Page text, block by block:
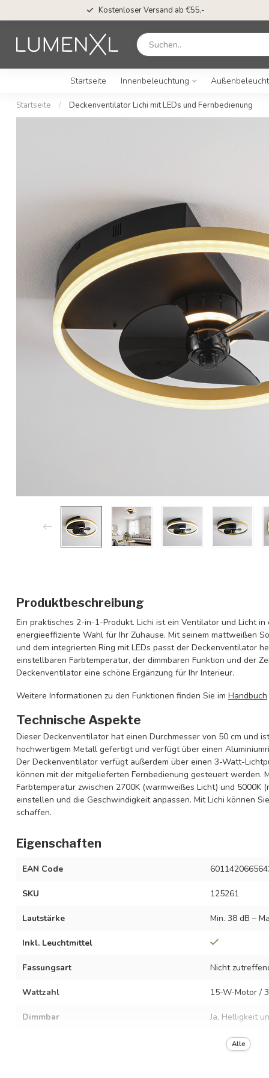
Kostenloser Versand ab €55,-
Startseite Innenbeleuchtung
Startseite / Deckenventilator Lichi mit LEDs und Fernbedienung
Produktbeschreibung
Ein praktisches 2-in-1-Produkt. Lichi ist ein Ventilator und Licht in
energieeffiziente Wahl für Ihr Zuhause. Mit seinem mattweißen
und dem integrierten Ring mit LEDs passt der Deckenventilator
einstellbaren Farbtemperatur, der dimmbaren Funktion und der
Deckenventilator eine schöne Ergänzung für Ihr Interieur.
Weitere Informationen zu den Funktionen finden Sie im Handbuch
Technische Aspekte
Dieser Deckenventilator hat einen Durchmesser von 50 cm und
hochwertigem Metall gefertigt und verfügt über einen
Der Deckenventilator verfügt außerdem über einen 3-Watt-
können mit der mitgelieferten Fernbedienung gesteuert werden.
Farbtemperatur zwischen 2700K (warmweißes Licht) und 5000K
einstellen und die Geschwindigkeit anpassen. Mit Lichi können
schaffen.
Eigenschaften
EAN Code
SKU 125261
Lautstärke Min. 38 dB –
Inkl. Leuchtmittel
Fassungsart Nicht
Wattzahl 15-W-Motor /
Dimmbar Ja, Helligkeit
900 Lumen
Alle